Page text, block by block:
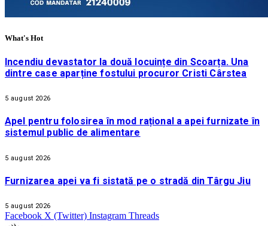
What's Hot
Incendiu devastator la două locuințe din Scoarța. Una
dintre case aparține fostului procuror Cristi Cârstea
5 august 2026
Apel pentru folosirea în mod rațional a apei furnizate în
sistemul public de alimentare
5 august 2026
Furnizarea apei va fi sistată pe o stradă din Târgu Jiu
5 august 2026
Facebook X (Twitter) Instagram Threads